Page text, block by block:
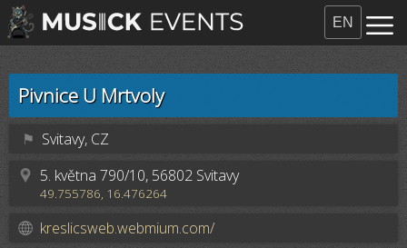
EN
Pivnice U Mrtvoly
⚑ Svitavy, CZ
5. května 790/10, 56802 Svitavy
49.755786, 16.476264
kreslicsweb.webmium.com/